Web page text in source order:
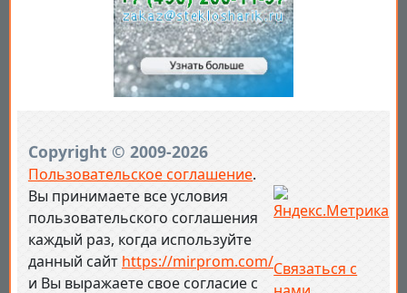
Copyright © 2009-2026
Пользовательское соглашение.
Вы принимаете все условия
пользовательского соглашения
каждый раз, когда используйте
данный сайт https://mirprom.com/
и Вы выражаете свое согласие с
Связаться с